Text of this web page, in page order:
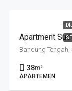
Apartment
Bandung Tengah,
38m²
APARTEMEN